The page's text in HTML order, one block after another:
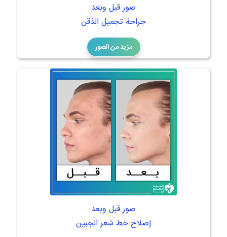
صور قبل وبعد
جراحة تجميل الذقن
مزيد من الصور
صور قبل وبعد
إصلاح خط شعر الجبين